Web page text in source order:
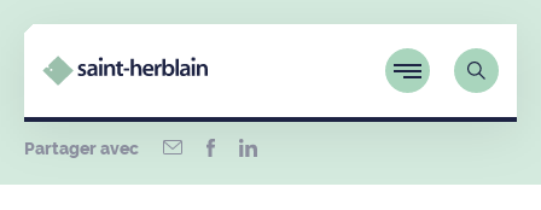
Partager avec